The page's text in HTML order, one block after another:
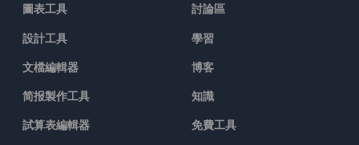
圖表工具
設計工具
文檔編輯器
简报製作工具
試算表編輯器
討論區
學習
博客
知識
免費工具